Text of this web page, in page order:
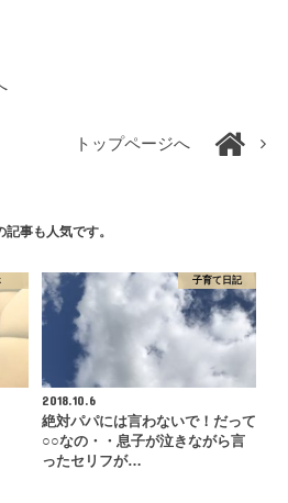
トップページへ
記事も人気です。
子育て日記
2018.10.6
絶対パパには言わないで！だって
○○なの・・息子が泣きながら言
ったセリフが…